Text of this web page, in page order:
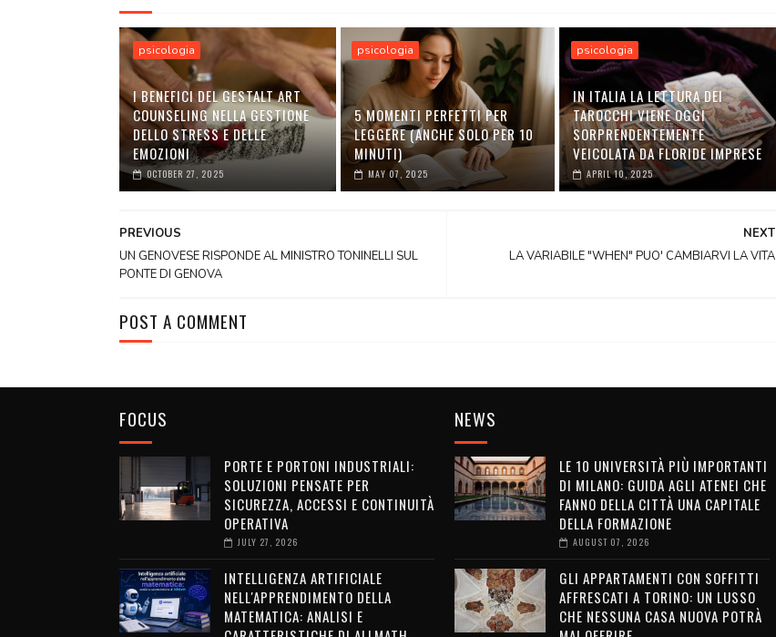
psicologia
I BENEFICI DEL GESTALT ART
COUNSELING NELLA GESTIONE
DELLO STRESS E DELLE
EMOZIONI
OCTOBER 27, 2025
psicologia
5 MOMENTI PERFETTI PER
LEGGERE (ANCHE SOLO PER 10
MINUTI)
MAY 07, 2025
psicologia
IN ITALIA LA LETTURA DEI
TAROCCHI VIENE OGGI
SORPRENDENTEMENTE
VEICOLATA DA FLORIDE IMPRESE
APRIL 10, 2025
NEXT
LA VARIABILE "WHEN" PUO' CAMBIARVI LA VITA
PREVIOUS
UN GENOVESE RISPONDE AL MINISTRO TONINELLI SUL
PONTE DI GENOVA
POST A COMMENT
FOCUS
PORTE E PORTONI INDUSTRIALI:
SOLUZIONI PENSATE PER
SICUREZZA, ACCESSI E CONTINUITÀ
OPERATIVA
JULY 27, 2026
INTELLIGENZA ARTIFICIALE
NELL'APPRENDIMENTO DELLA
MATEMATICA: ANALISI E
NEWS
LE 10 UNIVERSITÀ PIÙ IMPORTANTI
DI MILANO: GUIDA AGLI ATENEI CHE
FANNO DELLA CITTÀ UNA CAPITALE
DELLA FORMAZIONE
AUGUST 07, 2026
GLI APPARTAMENTI CON SOFFITTI
AFFRESCATI A TORINO: UN LUSSO
CHE NESSUNA CASA NUOVA POTRÀ